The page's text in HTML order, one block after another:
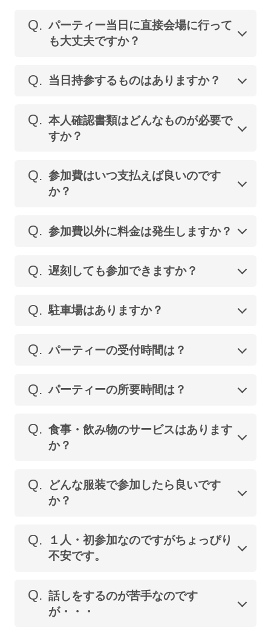
Q. パーティー当日に直接会場に行って
も大丈夫ですか？
Q. 当日持参するものはありますか？
Q. 本人確認書類はどんなものが必要で
すか？
Q. 参加費はいつ支払えば良いのです
か？
Q. 参加費以外に料金は発生しますか？
Q. 遅刻しても参加できますか？
Q. 駐車場はありますか？
Q. パーティーの受付時間は？
Q. パーティーの所要時間は？
Q. 食事・飲み物のサービスはあります
か？
Q.
どんな服装で参加したら良いです
か？
Q.
１人・初参加なのですがちょっぴり
不安です。
Q. 話しをするのが苦手なのです
が・・・